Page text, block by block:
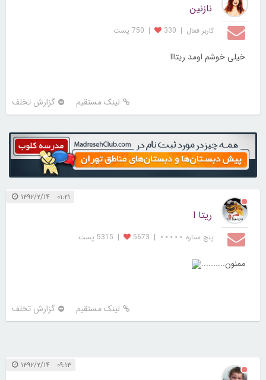
نازنین
کاربر فعال |
330
| 750 پست
خیلی خوشم اومد ریتااا
لینک مستقیم گزارش تخلف
۰۱:۲۱ ۱۳۹۲/۲/۱۴
ریتا ا
پنج ستاره ⋆⋆⋆⋆⋆ |
5673
| 5315 پست
ممنون..........
لینک مستقیم گزارش تخلف
۰۹:۱۳ ۱۳۹۲/۲/۱۴